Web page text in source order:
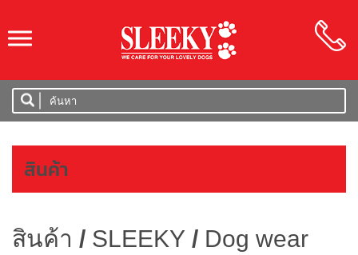
SLEEKY
สินค้า
สินค้า / SLEEKY / Dog wear